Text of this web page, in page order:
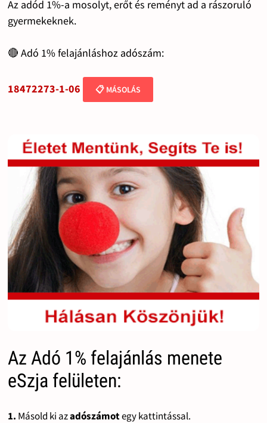
Az adód 1%-a mosolyt, erőt és reményt ad a rászoruló
gyermekeknek.
🔴 Adó 1% felajánláshoz adószám:
18472273-1-06 📋 MÁSOLÁS
Az Adó 1% felajánlás menete
eSzja felületen:
1. Másold ki azadószámotegy kattintással.